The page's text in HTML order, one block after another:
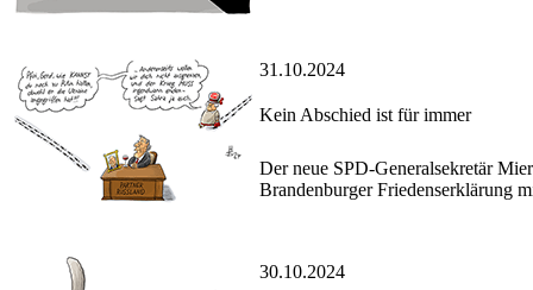
31.10.2024
Kein Abschied ist für immer
Der neue SPD-Generalsekretär
Brandenburger Friedenserklärung
30.10.2024